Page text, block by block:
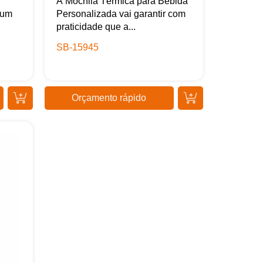
Personalizada vai garantir com
praticidade que a...
SB-15945
Orçamento rápido